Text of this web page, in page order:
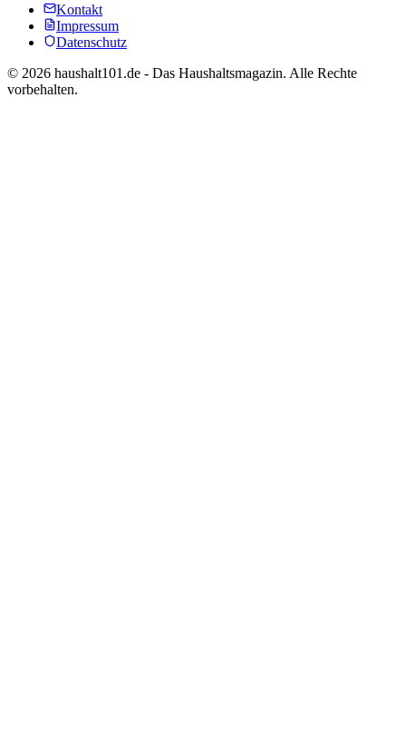
Kontakt
Impressum
Datenschutz
© 2026 haushalt101.de - Das Haushaltsmagazin. Alle Rechte
vorbehalten.